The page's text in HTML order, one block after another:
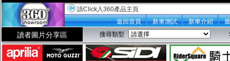
請Click入360產品主頁
返回首頁
新車測試 新車介紹
讀者圖片分享區 搜尋類型